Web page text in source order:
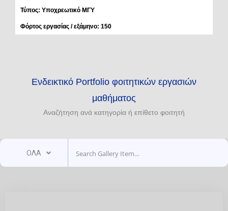
Τύπος: Υποχρεωτικό ΜΓΥ
Φόρτος εργασίας / εξάμηνο: 150
Ενδεικτικό Portfolio φοιτητικών εργασιών
μαθήματος
Αναζήτηση ανά κατηγορία ή επίθετο φοιτητή
ΟΛΑ